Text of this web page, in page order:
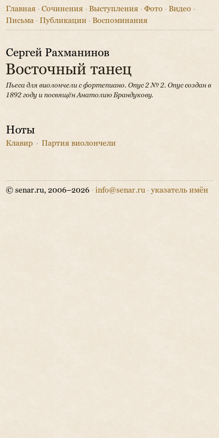
Главная · Сочинения · Выступления · Фото · Видео ·
Письма · Публикации · Воспоминания
Сергей Рахманинов
Восточный танец
Пьеса для виолончели с фортепиано. Опус 2 № 2. Опус создан в
1892 году и посвящён Анатолию Брандукову.
Ноты
Клавир · Партия виолончели
© senar.ru, 2006–2026 · info@senar.ru · указатель имён